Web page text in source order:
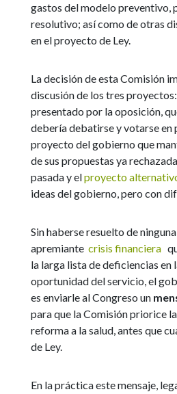
gastos del modelo preventivo,
resolutivo; así como de otras
en el proyecto de Ley.
La decisión de esta Comisión
discusión de los tres
presentado por la oposición,
debería debatirse y votarse en
proyecto del gobierno que
de sus propuestas ya
pasada y elproyecto
ideas del gobierno, pero con
Sin haberse resuelto de
apremiante crisis financiera
la larga lista de deficiencias en
oportunidad del servicio, el
es enviarle al Congreso un
para que la Comisión priorice
reforma a la salud, antes que
de Ley.
En la práctica este mensaje,